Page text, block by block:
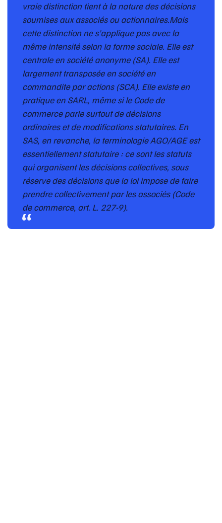
vraie distinction tient à la nature des décisions
soumises aux associés ou actionnaires.Mais
cette distinction ne s’applique pas avec la
même intensité selon la forme sociale. Elle est
centrale en société anonyme (SA). Elle est
largement transposée en société en
commandite par actions (SCA). Elle existe en
pratique en SARL, même si le Code de
commerce parle surtout de décisions
ordinaires et de modifications statutaires. En
SAS, en revanche, la terminologie AGO/AGE est
essentiellement statutaire : ce sont les statuts
qui organisent les décisions collectives, sous
réserve des décisions que la loi impose de faire
prendre collectivement par les associés (Code
de commerce, art. L. 227-9).